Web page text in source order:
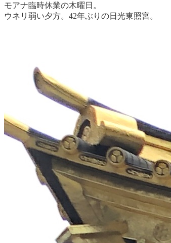
モアナ臨時休業の木曜日。
ウネリ弱い夕方。 42年ぶりの日光東照宮。